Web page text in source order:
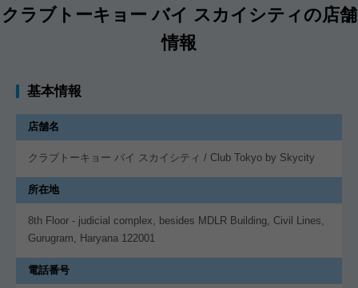
クラブトーキョー バイ スカイシティの店舗
情報
基本情報
店舗名
クラブトーキョー バイ スカイシティ / Club Tokyo by Skycity
所在地
8th Floor - judicial complex, besides MDLR Building, Civil Lines,
Gurugram, Haryana 122001
電話番号